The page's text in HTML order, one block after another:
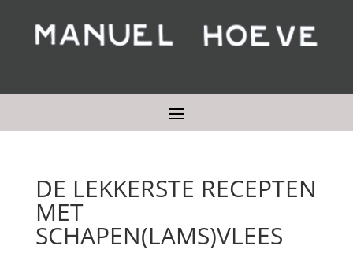
DE LEKKERSTE RECEPTEN
MET
SCHAPEN(LAMS)VLEES